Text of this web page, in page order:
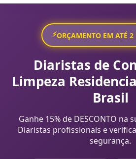
⚡ORÇAMENTO EM ATÉ
Diaristas de
Limpeza
Brasil
Ganhe 15% de DESCONTO na
Diaristas profissionais e
segurança.